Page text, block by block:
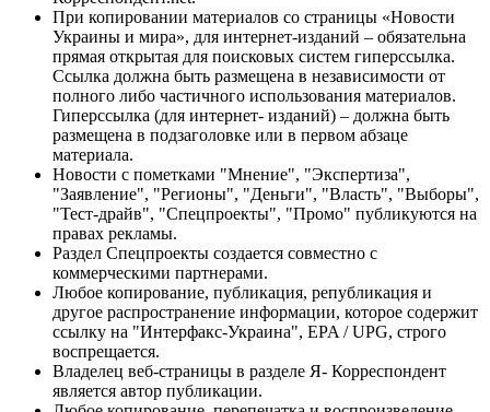
При копировании материалов со страницы «Новости
Украины и мира», для интернет-изданий – обязательна
прямая открытая для поисковых систем гиперссылка.
Ссылка должна быть размещена в независимости от
полного либо частичного использования материалов.
Гиперссылка (для интернет- изданий) – должна быть
размещена в подзаголовке или в первом абзаце
материала.
Новости с пометками "Мнение", "Экспертиза",
"Заявление", "Регионы", "Деньги", "Власть", "Выборы",
"Тест-драйв", "Спецпроекты", "Промо" публикуются на
правах рекламы.
Раздел Спецпроекты создается совместно с
коммерческими партнерами.
Любое копирование, публикация, републикация и
другое распространение информации, которое содержит
ссылку на "Интерфакс-Украина", EPA / UPG, строго
воспрещается.
Владелец веб-страницы в разделе Я- Корреспондент
является автор публикации.